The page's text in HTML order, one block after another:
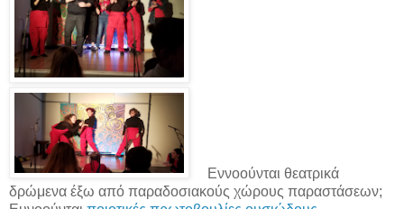
Εννοούνται θεατρικά
δρώμενα έξω από παραδοσιακούς χώρους παραστάσεων;